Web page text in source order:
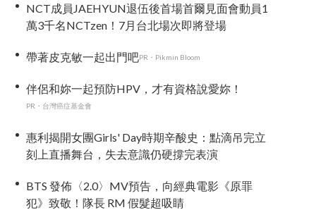
NCT成員JAEHYUN退伍後首場首爾見面會動員1
萬3千名NCTzen！7月台北場次即將登場
帶著皮克敏一起出門吧PR・Pikmin Bloom
伴侶和妳一起預防HPV，才有資格說愛妳！
PR・台灣癌症基金會
惠利揭開女團Girls' Day時期辛酸史：點滴吊完立
刻上直播舞台，失去意識仍硬撐完表演
BTS 發佈〈2.0〉MV預告，向經典電影《原罪
犯》致敬！隊長 RM 假髮超吸睛